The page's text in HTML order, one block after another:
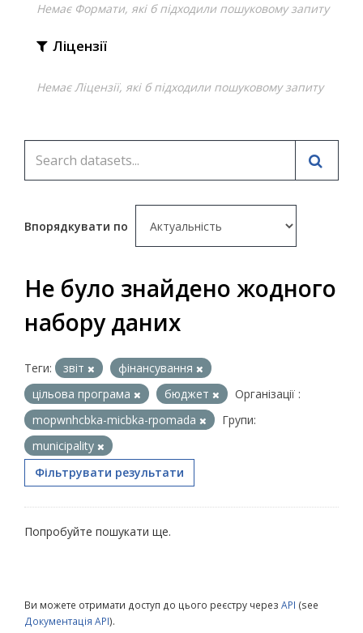
Немає Формати, які б підходили пошуковому запиту
Ліцензії
Немає Ліцензії, які б підходили пошуковому запиту
Впорядкувати по
Не було знайдено жодного
набору даних
Теги: звіт
фінансування
цільова програма
бюджет
Організації :
mopwnhcbka-micbka-rpomada
Групи:
municipality
Фільтрувати результати
Попробуйте пошукати ще.
Ви можете отримати доступ до цього реєстру через API (see
Документація API).